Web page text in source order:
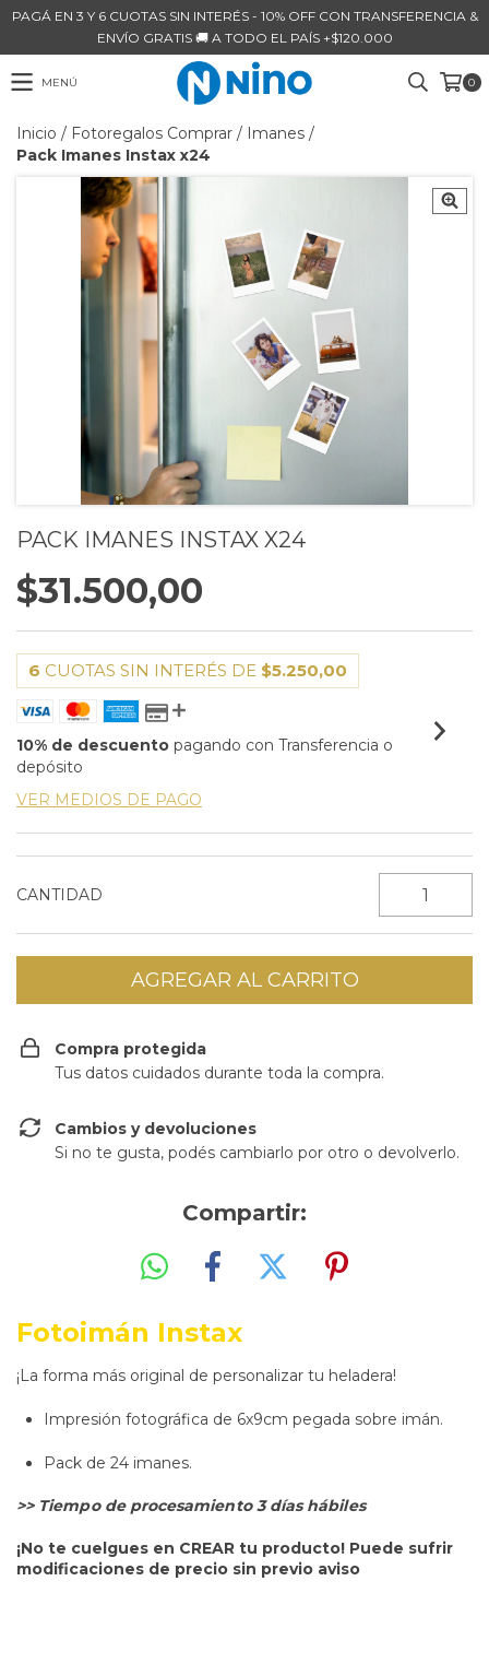
PAGÁ EN 3 Y 6 CUOTAS SIN INTERÉS - 10% OFF CON TRANSFERENCIA &
ENVÍO GRATIS 🚚 A TODO EL PAÍS +$120.000
MENÚ 0
Inicio / Fotoregalos Comprar / Imanes /
Pack Imanes Instax x24
PACK IMANES INSTAX X24
$31.500,00
6 CUOTAS SIN INTERÉS DE $5.250,00
10% de descuento pagando con Transferencia o
depósito
VER MEDIOS DE PAGO
CANTIDAD
Compra protegida
Tus datos cuidados durante toda la compra.
Cambios y devoluciones
Si no te gusta, podés cambiarlo por otro o devolverlo.
Compartir:
Fotoimán Instax
¡La forma más original de personalizar tu heladera!
Impresión fotográfica de 6x9cm pegada sobre imán.
Pack de 24 imanes.
>> Tiempo de procesamiento 3 días hábiles
¡No te cuelgues en CREAR tu producto! Puede sufrir
modificaciones de precio sin previo aviso